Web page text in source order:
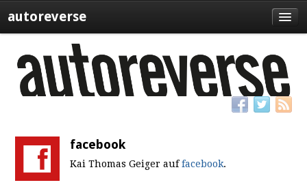
autoreverse
Blog
facebook
Kai Thomas Geiger auffacebook.